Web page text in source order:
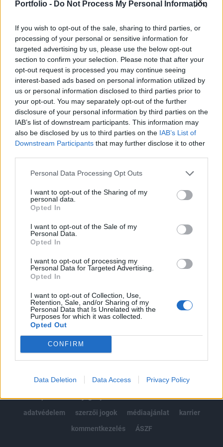
Portfolio - Do Not Process My Personal Information
If you wish to opt-out of the sale, sharing to third parties, or
processing of your personal or sensitive information for
targeted advertising by us, please use the below opt-out
section to confirm your selection. Please note that after your
opt-out request is processed you may continue seeing
interest-based ads based on personal information utilized by
us or personal information disclosed to third parties prior to
your opt-out. You may separately opt-out of the further
disclosure of your personal information by third parties on the
IAB’s list of downstream participants. This information may
also be disclosed by us to third parties on the IAB’s List of
Downstream Participants that may further disclose it to other
Personal Data Processing Opt Outs
I want to opt-out of the Sharing of my
personal data.
Opted In
I want to opt-out of the Sale of my
Personal Data.
Opted In
I want to opt-out of processing my
Personal Data for Targeted Advertising.
Opted In
I want to opt-out of Collection, Use,
Retention, Sale, and/or Sharing of my
Personal Data that Is Unrelated with the
Purposes for which it was collected.
Opted Out
CONFIRM
Data Deletion Data Access Privacy Policy
megvásárolta a 42 megawattos szélerőműpark
A tranzakció része a MET növekedési stratégiájának,
amelynek célja jelentős megújuló portfóliót létrehozni a
kelet-közép-európai térségben. Az Északkelet-Bulgáriában
található 42 megawattos szélerőműpark teljes egészében a
MET Csoport tulajdonába került, miután sikeresen lezárult
a részvény-adásvételi tranzakció a MET és az Enel Csoport
megújulókra szakosodott...
KEDVES OLVASÓNK!
A keresett cikk a portfolio.hu hírarchívumához
tartozik, melynek olvasása előfizetéses
Az előfizetés a következőket tartalmazza:
Kötéslisták: BÉT elmúlt 2 év napon belüli
kötéslistái
Előfizetés
MÁR ELŐFIZETŐNK VAGY?BEJELENTKEZÉS
© 2026 Portfolio
impresszum
jogi nyilatkozat
süti beállítások
adatvédelem
szerzői jogok médiaajánlat
karrier
kommentkezelés
ÁSZF